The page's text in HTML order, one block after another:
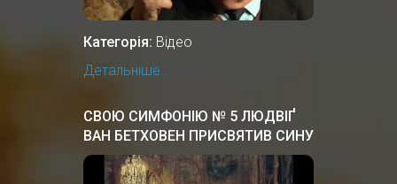
Категорія: Відео
Детальніше...
СВОЮ СИМФОНІЮ № 5 ЛЮДВІҐ
ВАН БЕТХОВЕН ПРИСВЯТИВ СИНУ
ОСТАННЬОГО ГЕТЬМАНА
УКРАЇНИ, ГРАФУ АНДРІЮ